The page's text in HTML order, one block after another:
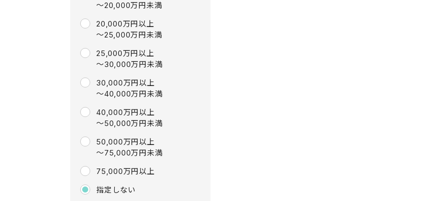
～20,000万円未満
20,000万円以上
～25,000万円未満
25,000万円以上
～30,000万円未満
30,000万円以上
～40,000万円未満
40,000万円以上
～50,000万円未満
50,000万円以上
～75,000万円未満
75,000万円以上
指定しない